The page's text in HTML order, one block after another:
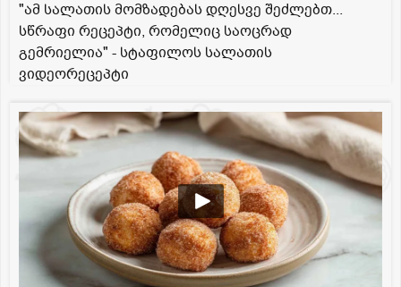
"ამ სალათის მომზადებას დღესვე შეძლებთ...
სწრაფი რეცეპტი, რომელიც საოცრად
გემრიელია" - სტაფილოს სალათის
ვიდეორეცეპტი